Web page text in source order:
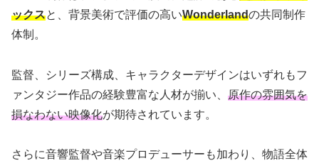
ックスと、背景美術で評価の高いWonderlandの共同制作
体制。
監督、シリーズ構成、キャラクターデザインはいずれもフ
ァンタジー作品の経験豊富な人材が揃い、 原作の雰囲気を
損なわない映像化が期待されています。
さらに音響監督や音楽プロデューサーも加わり、物語全体